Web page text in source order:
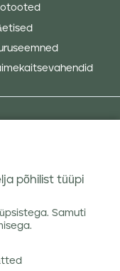
põhilist tüüpi
Samuti